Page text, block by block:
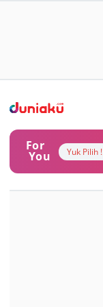
For
You Yuk Pilih !